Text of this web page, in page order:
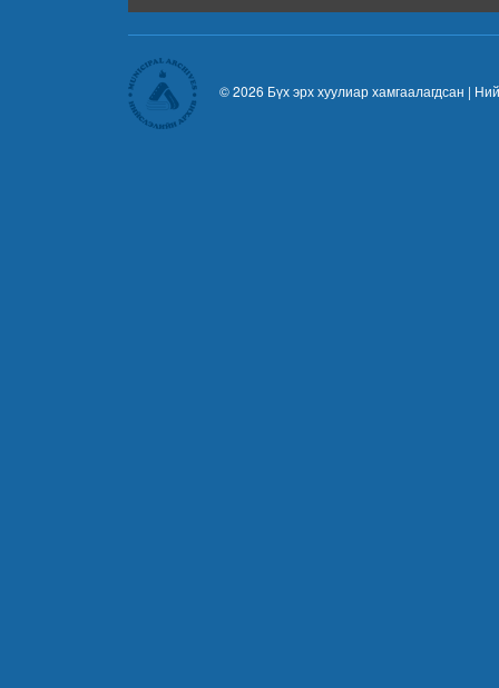
© 2026 Бүх эрх хуулиар хамгаалагдсан |